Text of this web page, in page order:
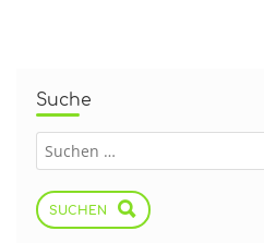
Suche
SUCHEN